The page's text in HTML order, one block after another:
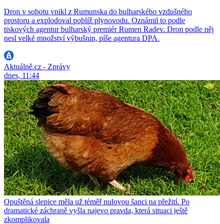
Dron v sobotu vnikl z Rumunska do bulharského vzdušného
prostoru a explodoval poblíž plynovodu. Oznámil to podle
tiskových agentur bulharský premiér Rumen Radev. Dron podle něj
nesl velké množství výbušnin, píše agentura DPA.
Aktuálně.cz - Zprávy
dnes, 11:44
Opuštěná slepice měla už téměř nulovou šanci na přežití. Po
dramatické záchraně vyšla najevo pravda, která situaci ještě
zkomplikovala